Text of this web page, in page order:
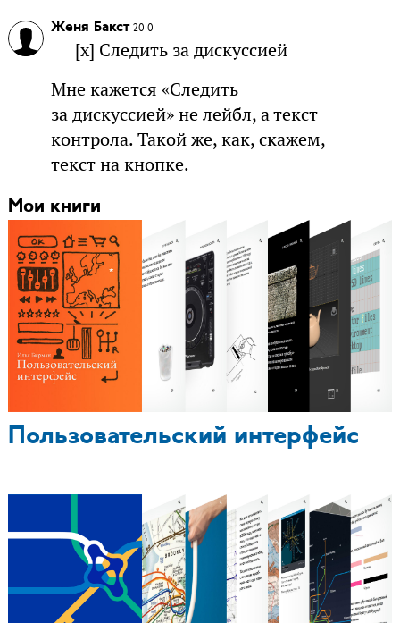
Женя Бакст 2010
[x] Следить за дискуссией
Мне кажется «Следить
за дискуссией» не лейбл, а текст
контрола. Такой же, как, скажем,
текст на кнопке.
Мои книги
Пользовательский интерфейс